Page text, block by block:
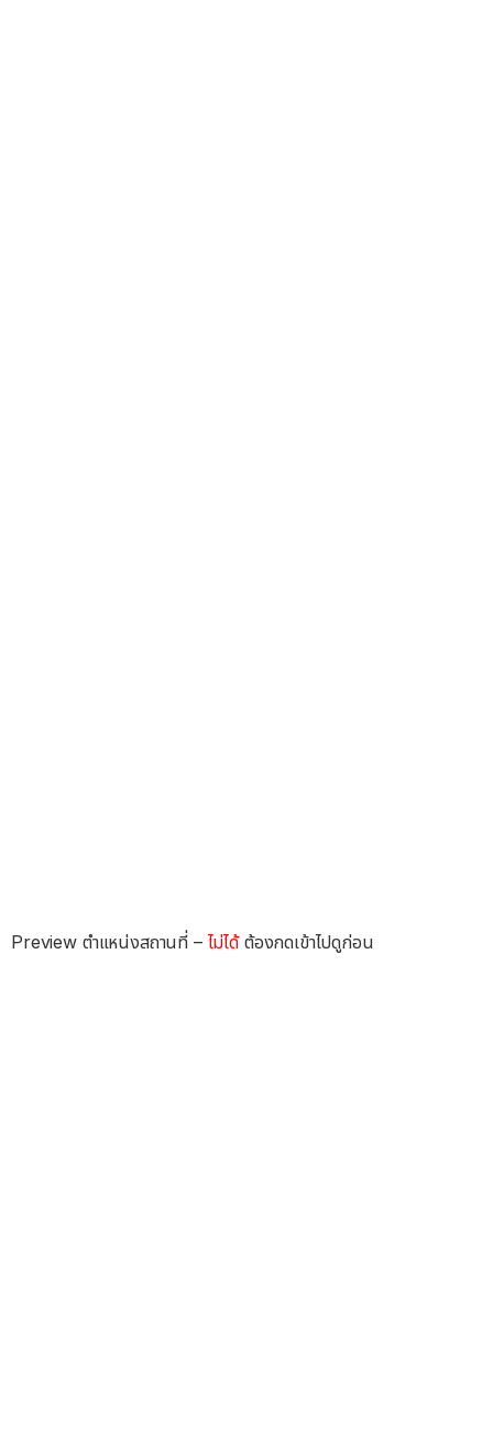
Preview ตำแหน่งสถานที่ – ไม่ได้ต้องกดเข้าไปดูก่อน